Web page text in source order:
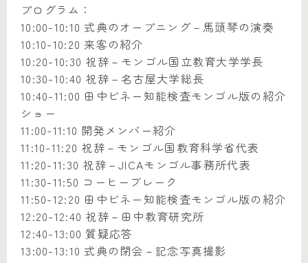
プログラム：
10:00-10:10 式典のオープニング－馬頭琴の演奏
10:10-10:20 来客の紹介
10:20-10:30 祝辞－モンゴル国立教育大学学長
10:30-10:40 祝辞－名古屋大学総長
10:40-11:00 田中ビネー知能検査モンゴル版の紹介
ショー
11:00-11:10 開発メンバー紹介
11:10-11:20 祝辞－モンゴル国教育科学省代表
11:20-11:30 祝辞－JICAモンゴル事務所代表
11:30-11:50 コーヒーブレーク
11:50-12:20 田中ビネー知能検査モンゴル版の紹介
12:20-12:40 祝辞－田中教育研究所
12:40-13:00 質疑応答
13:00-13:10 式典の閉会－記念写真撮影